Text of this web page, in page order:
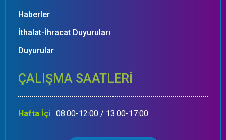
Haberler
İthalat-İhracat Duyuruları
Duyurular
ÇALIŞMA SAATLERİ
Hafta İçi : 08:00-12:00 / 13:00-17:00